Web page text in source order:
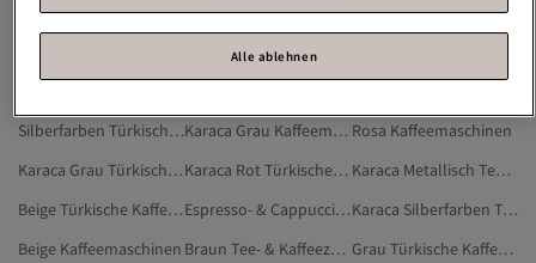
Karaca Rosa Türkische Kaffeemaschine
Karaca Filterkaffeemaschinen Filterkaffeemaschinen
Silberfarben Türkische Kaffeemaschine
Karaca Grau Kaffeemaschinen Rosa Kaffeemaschinen
Karaca Grau Türkische Kaffeemaschine
Karaca Rot Türkische Kaffeemaschine
Karaca Metallisch Teemaschinen
Beige Türkische Kaffeemaschine
Espresso- & Cappuccino-Maschinen
Karaca Silberfarben Türkische Kaffeemaschine
Beige Kaffeemaschinen
Braun Tee- & Kaffeezubereitung
Grau Türkische Kaffeemaschine
Alle ablehnen